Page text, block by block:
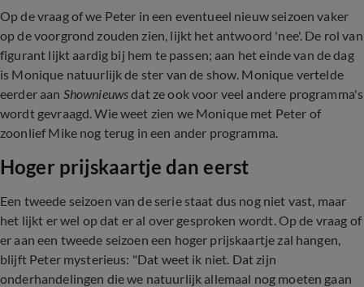
Op de vraag of we Peter in een eventueel nieuw seizoen vaker
op de voorgrond zouden zien, lijkt het antwoord 'nee'. De rol van
figurant lijkt aardig bij hem te passen; aan het einde van de dag
is Monique natuurlijk de ster van de show. Monique vertelde
eerder aan Shownieuwsdat ze ook voor veel andere programma's
wordt gevraagd. Wie weet zien we Monique met Peter of
zoonlief Mike nog terug in een ander programma.
Hoger prijskaartje dan eerst
Een tweede seizoen van de serie staat dus nog niet vast, maar
het lijkt er wel op dat er al over gesproken wordt. Op de vraag of
er aan een tweede seizoen een hoger prijskaartje zal hangen,
blijft Peter mysterieus: "Dat weet ik niet. Dat zijn
onderhandelingen die we natuurlijk allemaal nog moeten gaan